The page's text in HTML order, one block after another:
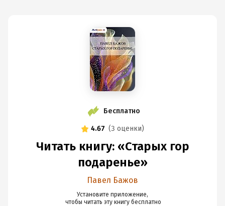
Бесплатно
4.67 (3 оценки)
Читать книгу: «Старых гор
подаренье»
Павел Бажов
Установите приложение,
чтобы читать эту книгу бесплатно